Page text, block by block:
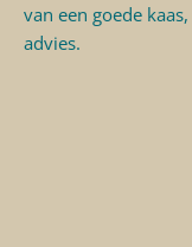
van een goede
advies.